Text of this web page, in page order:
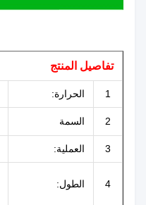
تفاصيل المنتج
1 الحرارة:
2 السمة
3 العملية:
4 الطول: